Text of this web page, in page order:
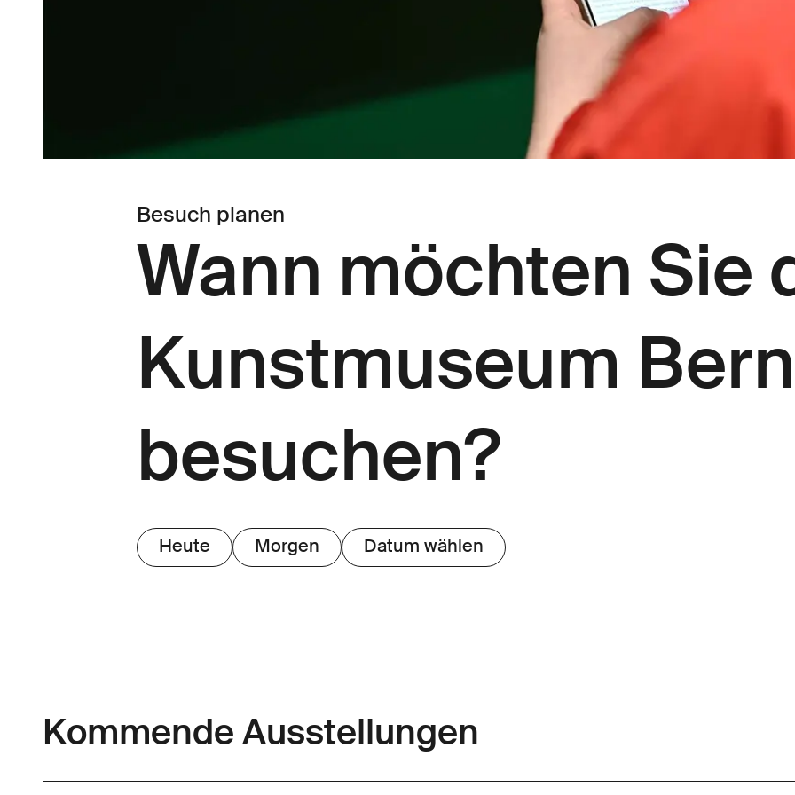
Besuch planen
Wann möchten Sie
Kunstmuseum Bern
besuchen?
Heute Morgen Datum wählen
Kommende Ausstellungen